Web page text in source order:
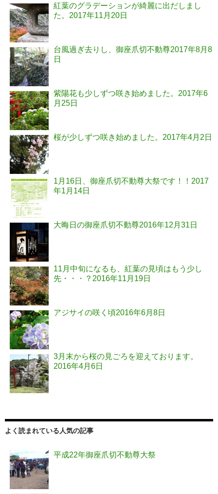
紅葉のグラデーションが綺麗に出だしまし
た。 2017年11月20日
台風過ぎ去りし、御座爪切不動尊2017年8月8
日
紫陽花も少しずつ咲き始めました。 2017年6
月25日
桜が少しずつ咲き始めました。 2017年4月2日
1月16日、御座爪切不動尊大祭です！！ 2017
年1月14日
大晦日の御座爪切不動尊2016年12月31日
11月中旬になるも、紅葉の見頃はもう少し
先・・・？ 2016年11月19日
アジサイの咲く頃2016年6月8日
3月末から桜の見ごろを迎えております。
2016年4月6日
よく読まれている人気の記事
平成22年御座爪切不動尊大祭